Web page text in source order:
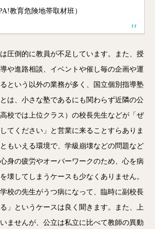
教育危険地帯取材班）
圧倒的に教員が不足しています。また、授
や進路相談、イベントや催し毎の企画や運
という以外の業務が多く、国立個別指導塾
は、小さな塾であるにも関わらず近隣の公
校では上位クラス）の校長先生などが「ぜ
てください」と営業に来ることすらありま
もいえる環境で、学級崩壊などの問題など
身の疲労やオーバーワークのため、心を病
壊してしまうケースも少なくありません。
校の先生がうつ病になって、臨時に副校長
」というケースは良く聞きます。また、上
ませんが、公立は私立に比べて教師の異動